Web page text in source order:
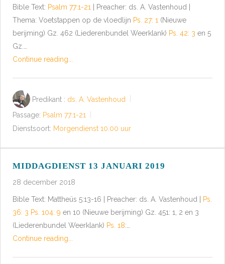
Bible Text: Psalm 77:1-21
| Preacher: ds. A. Vastenhoud |
Thema: Voetstappen op de vloedlijn Ps. 27: 1 (Nieuwe
berijming) Gz. 462 (Liederenbundel Weerklank) Ps. 42: 3 en 5
Gz.…
Continue reading...
Predikant : ds. A. Vastenhoud
Passage: Psalm 77:1-21
Dienstsoort: Morgendienst 10.00 uur
MIDDAGDIENST 13 JANUARI 2019
28 december 2018
Bible Text: Mattheüs 5:13-16 | Preacher: ds. A. Vastenhoud | Ps.
36: 3 Ps. 104: 9 en 10 (Nieuwe berijming) Gz. 451: 1, 2 en 3
(Liederenbundel Weerklank) Ps. 18:…
Continue reading...